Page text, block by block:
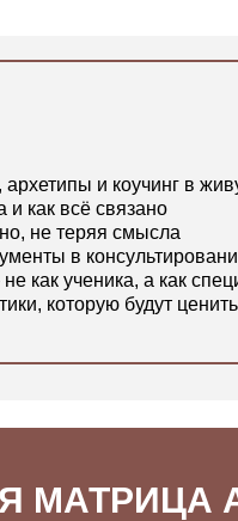
и коучинг в
и как всё связано
не теряя смысла
в
как ученика, а как
которую будут
МАТРИЦА